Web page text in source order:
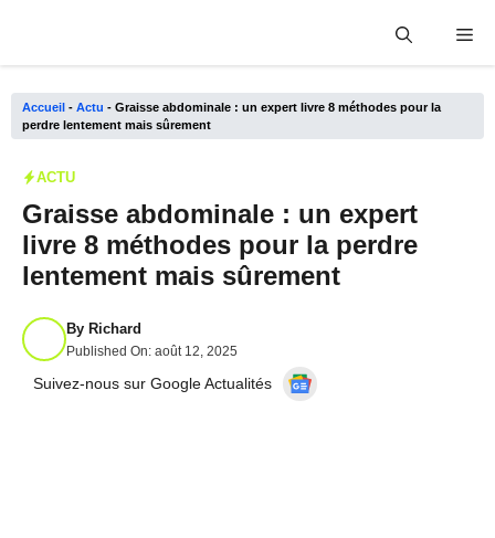
Accueil - Actu - Graisse abdominale : un expert livre 8 méthodes pour la
perdre lentement mais sûrement
ACTU
Graisse abdominale : un expert
livre 8 méthodes pour la perdre
lentement mais sûrement
By Richard
Published On: août 12, 2025
Suivez-nous sur Google Actualités